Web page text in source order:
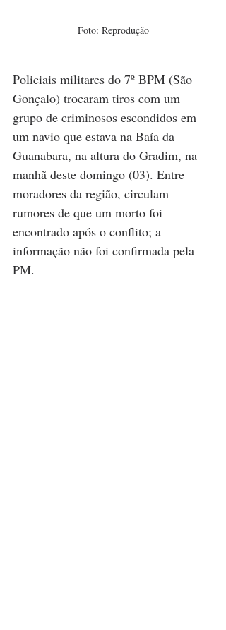
Foto: Reprodução
Policiais militares do 7º BPM (São
Gonçalo) trocaram tiros com um
grupo de criminosos escondidos em
um navio que estava na Baía da
Guanabara, na altura do Gradim, na
manhã deste domingo (03). Entre
moradores da região, circulam
rumores de que um morto foi
encontrado após o conflito; a
informação não foi confirmada pela
PM.